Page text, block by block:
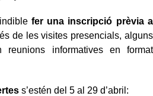
fer una inscripció prèvia a
de les visites presencials, alguns
reunions informatives en format
s’estén del 5 al 29 d’abril: